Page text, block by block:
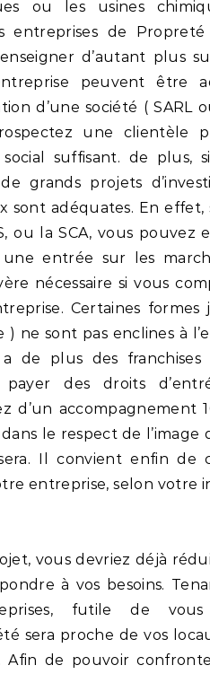
ou les usines
entreprises de
d’autant plus
peuvent être
d’une société ( SARL
une clientèle
suffisant. de plus,
grands projets
adéquates. En effet,
ou la SCA, vous pouvez
entrée sur les
nécessaire si vous
Certaines
ne sont pas enclines à
de plus des franchises
des droits
d’un accompagnement
le respect de l’image
Il convient enfin de
entreprise, selon votre
vous devriez déjà
à vos besoins.
futile de
sera proche de vos
Afin de pouvoir